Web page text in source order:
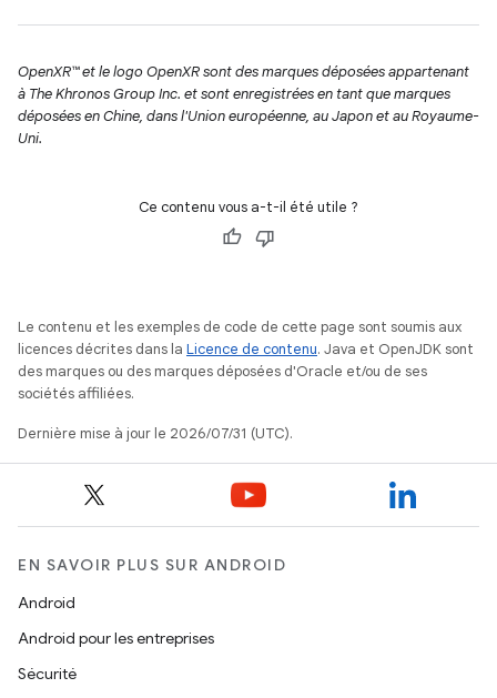
OpenXR™ et le logo OpenXR sont des marques déposées appartenant
à The Khronos Group Inc. et sont enregistrées en tant que marques
déposées en Chine, dans l'Union européenne, au Japon et au Royaume-
Uni.
Ce contenu vous a-t-il été utile ?
Le contenu et les exemples de code de cette page sont soumis aux
licences décrites dans la Licence de contenu. Java et OpenJDK sont
des marques ou des marques déposées d'Oracle et/ou de ses
sociétés affiliées.
Dernière mise à jour le 2026/07/31 (UTC).
EN SAVOIR PLUS SUR ANDROID
Android
Android pour les entreprises
Sécurité